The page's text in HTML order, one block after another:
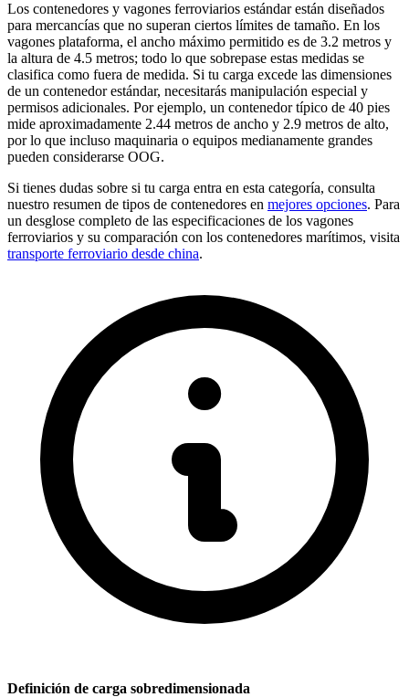
Los contenedores y vagones ferroviarios estándar están diseñados
para mercancías que no superan ciertos límites de tamaño. En los
vagones plataforma, el ancho máximo permitido es de 3.2 metros y
la altura de 4.5 metros; todo lo que sobrepase estas medidas se
clasifica como fuera de medida. Si tu carga excede las dimensiones
de un contenedor estándar, necesitarás manipulación especial y
permisos adicionales. Por ejemplo, un contenedor típico de 40 pies
mide aproximadamente 2.44 metros de ancho y 2.9 metros de alto,
por lo que incluso maquinaria o equipos medianamente grandes
pueden considerarse OOG.
Si tienes dudas sobre si tu carga entra en esta categoría, consulta
nuestro resumen de tipos de contenedores en mejores opciones. Para
un desglose completo de las especificaciones de los vagones
ferroviarios y su comparación con los contenedores marítimos, visita
transporte ferroviario desde china.
Definición de carga sobredimensionada